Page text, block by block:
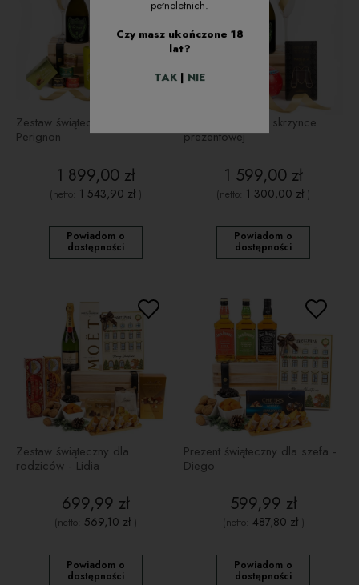
Zestaw świąteczny z Dom
Perignon
1 899,00 zł
(netto: 1 543,90 zł )
Powiadom o
dostępności
Dom Perignon w skrzynce
prezentowej
1 599,00 zł
(netto: 1 300,00 zł )
Powiadom o
dostępności
Zestaw świąteczny dla
rodziców - Lidia
699,99 zł
(netto: 569,10 zł )
Powiadom o
dostępności
Prezent świąteczny dla szefa -
Diego
599,99 zł
(netto: 487,80 zł)
Powiadom o
dostępności
pełnoletnich.
Czy masz ukończone 18
lat?
TAK | NIE